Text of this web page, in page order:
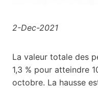
2-Dec-2021
La valeur totale des
1,3 % pour atteindre
octobre. La hausse